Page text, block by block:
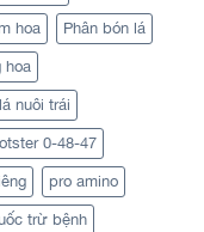
hoa Phân bón lá
hoa
nuôi trái
0-48-47
pro amino
trừ bệnh